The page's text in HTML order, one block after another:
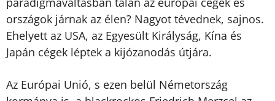
országok járnak az élen? Nagyot tévednek, sajnos.
Ehelyett az USA, az Egyesült Királyság, Kína és
Japán cégek léptek a kijózanodás útjára.
Az Európai Unió, s ezen belül Németország